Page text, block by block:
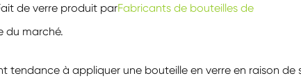
de verre produit parFabricants de bouteilles de
du marché.
à appliquer une bouteille en verre en raison de